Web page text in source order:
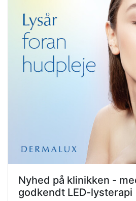
Nyhed på klinikken -
godkendt LED-lysterapi